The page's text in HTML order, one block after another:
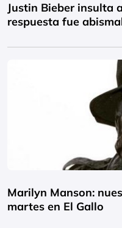
Justin Bieber insulta
respuesta fue
Marilyn Manson:
martes en El Gallo